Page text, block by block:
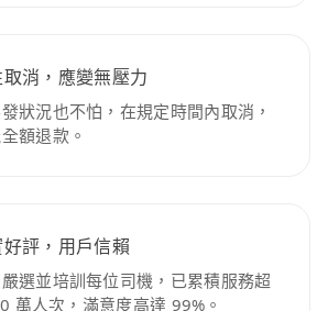
消，應變無壓力
狀況也不怕，在規定時間內取消，
額退款。
好評，用戶信賴
選並培訓每位司機，已累積服務超
萬人次，滿意度高達 99%。